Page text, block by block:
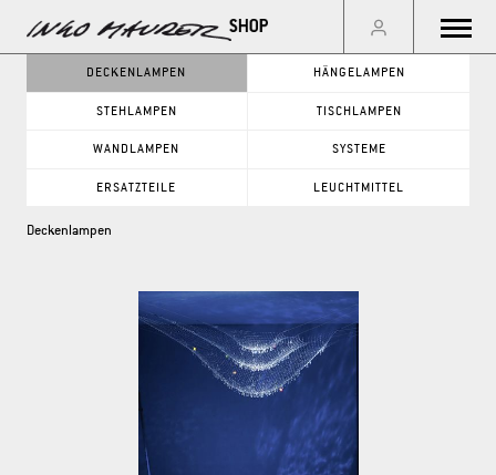
Menu
PRODUKTKATEGORIE
HÄNGELAMPEN
SYSTEME
ERSATZTEILE
LEUCHTMITTEL
DECKENLAMPEN HÄNGELAMPEN
STEHLAMPEN TISCHLAMPEN
WANDLAMPEN SYSTEME
ERSATZTEILE LEUCHTMITTEL
Deckenlampen